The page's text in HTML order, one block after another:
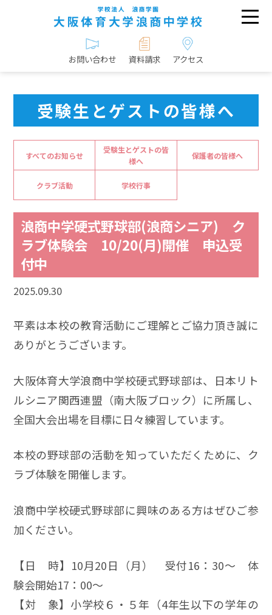
お問い合わせ 資料請求 アクセス
受験生とゲストの皆様へ
すべてのお知らせ
受験生とゲストの皆
様へ
保護者の皆様へ
クラブ活動 学校行事
浪商中学硬式野球部(浪商シニア) ク
ラブ体験会 10/20(月)開催 申込受
付中
2025.09.30
平素は本校の教育活動にご理解とご協力頂き誠に
ありがとうございます。
大阪体育大学浪商中学校硬式野球部は、日本リト
ルシニア関西連盟（南大阪ブロック）に所属し、
全国大会出場を目標に日々練習しています。
本校の野球部の活動を知っていただくために、ク
ラブ体験を開催します。
浪商中学校硬式野球部に興味のある方はぜひご参
加ください。
【日 時】10月20日（月） 受付16：30～ 体
験会開始17：00～
【対 象】小学校６・５年（4年生以下の学年の